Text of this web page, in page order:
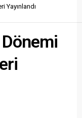
Yayınlandı